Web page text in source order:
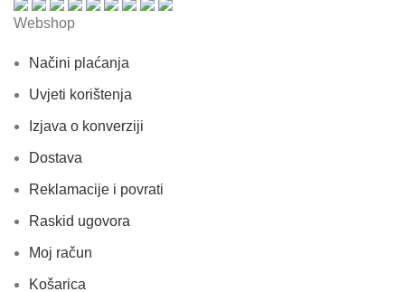
Webshop
Načini plaćanja
Uvjeti korištenja
Izjava o konverziji
Dostava
Reklamacije i povrati
Raskid ugovora
Moj račun
Košarica